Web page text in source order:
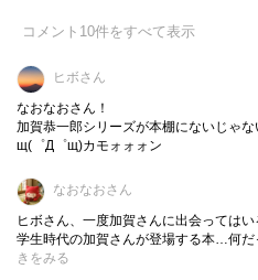
彼女は「侵入した男に襲われ
た」と主張するが、事務所に
強盗が入る理由が乏しい。
証言にも細かな矛盾があり、
まとっている。
加賀はバレエの世界に疎く、
専門用語に戸惑いながらも、
く。
コメント 10件をすべて表示
ヒボさん
なおなおさん！
加賀恭一郎シリーズが本棚にないじゃな
щ(゜Д゜щ)カモォォォン
なおなおさん
ヒボさん、一度加賀さんに出会ってはい
学生時代の加賀さんが登場する本…何
きをみる